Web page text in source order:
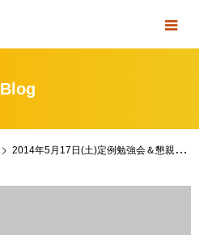
Blog
2014年5月17日(土)定例勉強会＆懇親会 in 東京・雑司が谷の受付を開始します